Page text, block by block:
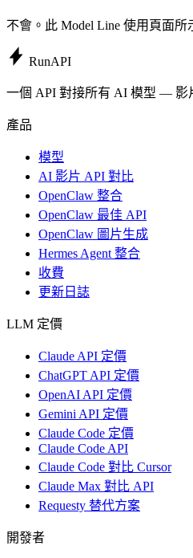
不會。此 Model Line 使用頁面
RunAPI
一個 API 對接所有 AI 模型 — 影
產品
模型
AI 影片 API 對比
OpenClaw 整合
OpenClaw 最佳 API
OpenClaw 圖片生成
Hermes Agent 整合
收費
更新日誌
LLM 定價
Claude API 定價
ChatGPT API 定價
OpenAI API 定價
Gemini API 定價
Claude Code 定價
Claude Code API
Claude Code 對比 Cursor
Claude Max 對比 API
Requesty 替代方案
開發者